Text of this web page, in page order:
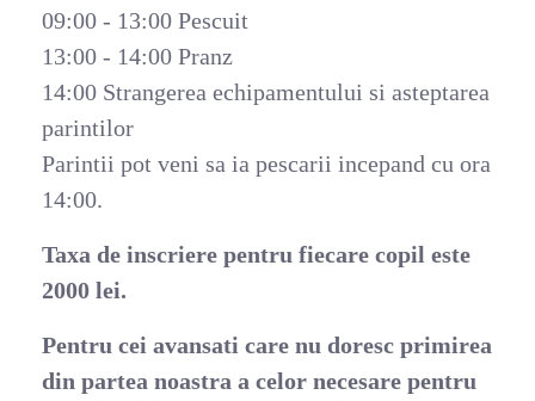
09:00 - 13:00 Pescuit
13:00 - 14:00 Pranz
14:00 Strangerea echipamentului si asteptarea
parintilor
Parintii pot veni sa ia pescarii incepand cu ora
14:00.
Taxa de inscriere pentru fiecare copil este
2000 lei.
Pentru cei avansati care nu doresc primirea
din partea noastra a celor necesare pentru